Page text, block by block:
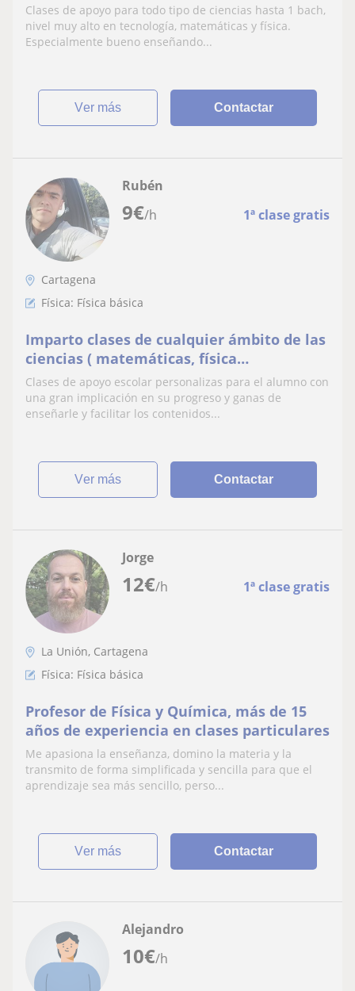
Clases de apoyo para todo tipo de ciencias hasta 1 bach,
nivel muy alto en tecnología, matemáticas y física.
Especialmente bueno enseñando...
ver más Contactar
9€/h 1ª clase gratis
Rubén
Cartagena
Física: Física básica
Imparto clases de cualquier ámbito de las
ciencias ( matemáticas, física
,química,etc.) a nivel Primaria/ESO
Clases de apoyo escolar personalizas para el alumno con
una gran implicación en su progreso y ganas de
enseñarle y facilitar los contenidos...
ver más Contactar
12€/h 1ª clase gratis
Jorge
La Unión, Cartagena
Física: Física básica
Profesor de Física y Química, más de 15
años de experiencia en clases particulares
Me apasiona la enseñanza, domino la materia y la
transmito de forma simplificada y sencilla para que el
aprendizaje sea más sencillo, perso...
ver más Contactar
10€/h
Alejandro